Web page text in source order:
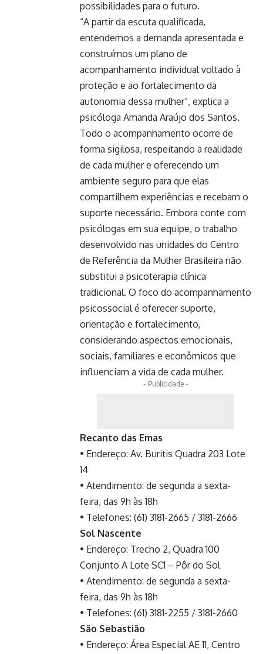
possibilidades para o futuro.
“A partir da escuta qualificada,
entendemos a demanda apresentada e
construímos um plano de
acompanhamento individual voltado à
proteção e ao fortalecimento da
autonomia dessa mulher”, explica a
psicóloga Amanda Araújo dos Santos.
Todo o acompanhamento ocorre de
forma sigilosa, respeitando a realidade
de cada mulher e oferecendo um
ambiente seguro para que elas
compartilhem experiências e recebam o
suporte necessário. Embora conte com
psicólogas em sua equipe, o trabalho
desenvolvido nas unidades do Centro
de Referência da Mulher Brasileira não
substitui a psicoterapia clínica
tradicional. O foco do acompanhamento
psicossocial é oferecer suporte,
orientação e fortalecimento,
considerando aspectos emocionais,
sociais, familiares e econômicos que
influenciam a vida de cada mulher.
- Publicidade -
Recanto das Emas
• Endereço: Av. Buritis Quadra 203 Lote
14
• Atendimento: de segunda a sexta-
feira, das 9h às 18h
• Telefones: (61) 3181-2665 / 3181-2666
Sol Nascente
• Endereço: Trecho 2, Quadra 100
Conjunto A Lote SC1 – Pôr do Sol
• Atendimento: de segunda a sexta-
feira, das 9h às 18h
• Telefones: (61) 3181-2255 / 3181-2660
São Sebastião
• Endereço: Área Especial AE 11, Centro